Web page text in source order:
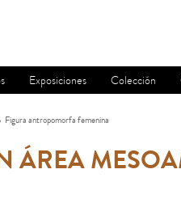
Exposiciones Colección
Figura antropomorfa femenina
ÁREA